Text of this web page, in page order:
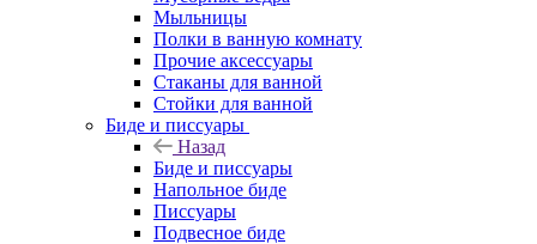
Мыльницы
Полки в ванную комнату
Прочие аксессуары
Стаканы для ванной
Стойки для ванной
Биде и писсуары
Назад
Биде и писсуары
Напольное биде
Писсуары
Подвесное биде